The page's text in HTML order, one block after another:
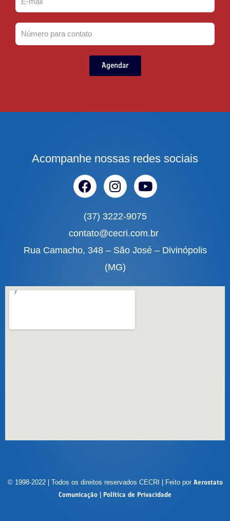
Agendar
Acompanhe nossas redes sociais
(37) 3222-9075
contato@cecri.com.br
Rua Camacho, 348 – São José – Divinópolis
(MG)
© 1998-2022 | Todos os direitos reservados CECRI | Feito por Aerostato
Comunicação | Política de Privacidade